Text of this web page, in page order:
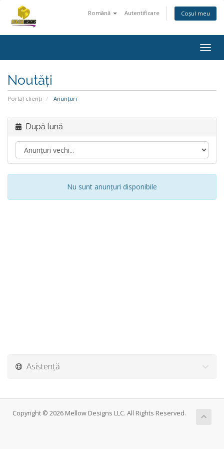
Română Autentificare Coșul meu
Noutăți
Portal clienți Anunțuri
După lună
Nu sunt anunțuri disponibile
Asistență
Copyright © 2026 Mellow Designs LLC. All Rights Reserved.